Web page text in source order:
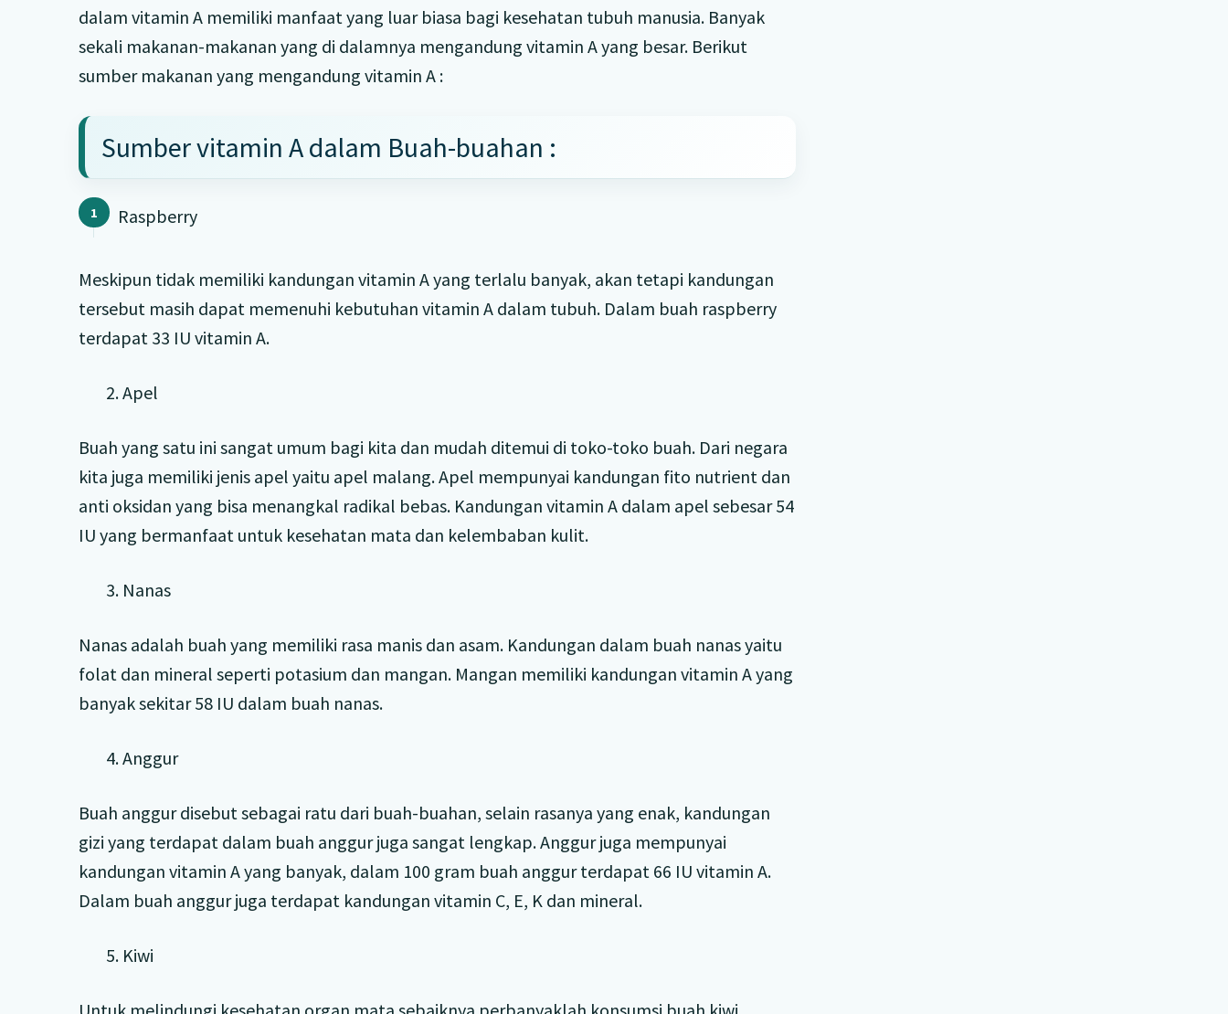
dalam vitamin A memiliki manfaat yang luar biasa bagi kesehatan tubuh manusia. Banyak
sekali makanan-makanan yang di dalamnya mengandung vitamin A yang besar. Berikut
sumber makanan yang mengandung vitamin A :
Sumber vitamin A dalam Buah-buahan :
Raspberry
Meskipun tidak memiliki kandungan vitamin A yang terlalu banyak, akan tetapi kandungan
tersebut masih dapat memenuhi kebutuhan vitamin A dalam tubuh. Dalam buah raspberry
terdapat 33 IU vitamin A.
2. Apel
Buah yang satu ini sangat umum bagi kita dan mudah ditemui di toko-toko buah. Dari negara
kita juga memiliki jenis apel yaitu apel malang. Apel mempunyai kandungan fito nutrient dan
anti oksidan yang bisa menangkal radikal bebas. Kandungan vitamin A dalam apel sebesar 54
IU yang bermanfaat untuk kesehatan mata dan kelembaban kulit.
3. Nanas
Nanas adalah buah yang memiliki rasa manis dan asam. Kandungan dalam buah nanas yaitu
folat dan mineral seperti potasium dan mangan. Mangan memiliki kandungan vitamin A yang
banyak sekitar 58 IU dalam buah nanas.
4. Anggur
Buah anggur disebut sebagai ratu dari buah-buahan, selain rasanya yang enak, kandungan
gizi yang terdapat dalam buah anggur juga sangat lengkap. Anggur juga mempunyai
kandungan vitamin A yang banyak, dalam 100 gram buah anggur terdapat 66 IU vitamin A.
Dalam buah anggur juga terdapat kandungan vitamin C, E, K dan mineral.
5. Kiwi